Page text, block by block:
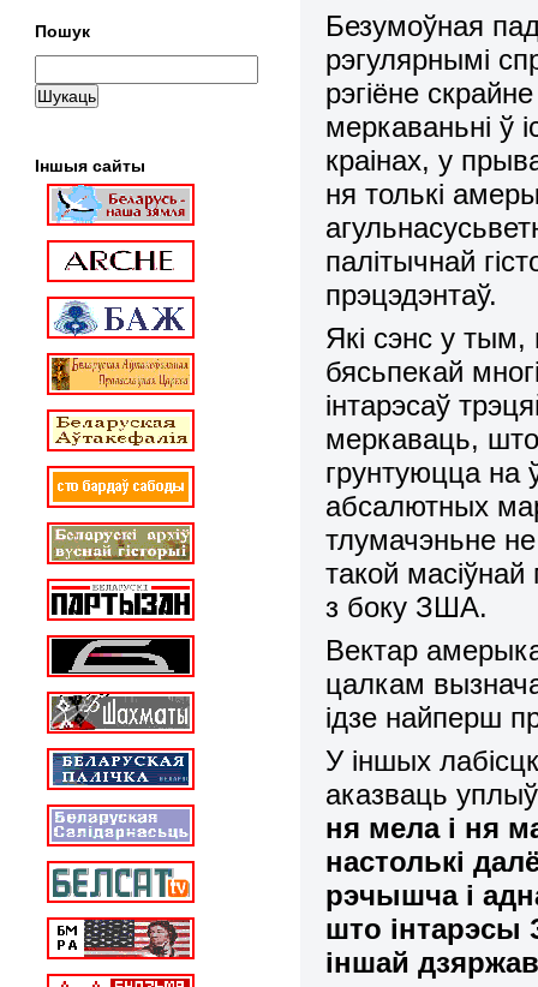
Безумоўная
рэгулярнымі
рэгіёне
меркаваньні ў
краінах, у
ня толькі
палітычнай
прэцэдэнтаў.
Які сэнс у
бясьпекай
інтарэсаў
меркаваць, што
грунтуюцца на
абсалютных
тлумачэньне
такой
з боку ЗША.
Вектар
цалкам
ідзе найперш
У іншых
аказваць
ня мела і ня
настолькі
рэчышча і
што інтарэсы
іншай
Пошук
Іншыя сайты